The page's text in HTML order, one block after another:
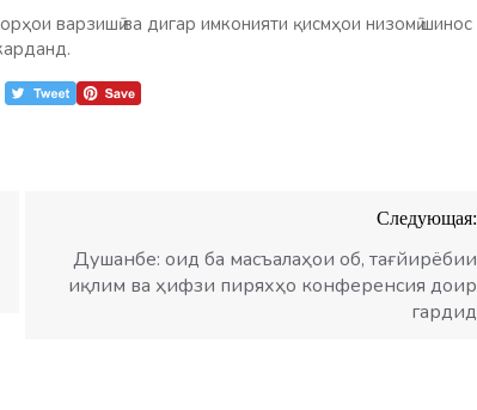
варзишӣ ва дигар имконияти қисмҳои низомӣ шинос
Следующая:
Душанбе: оид ба масъалаҳои об, тағйирёбии
иқлим ва ҳифзи пиряхҳо конференсия доир
гардид